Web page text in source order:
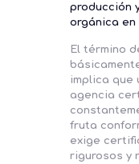
producción
orgánica en
El término
implica que
agencia
fruta
exige
rigurosos y